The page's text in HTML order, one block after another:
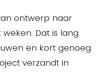
ontwerp naar
Dat is lang
en kort genoeg
verzandt in